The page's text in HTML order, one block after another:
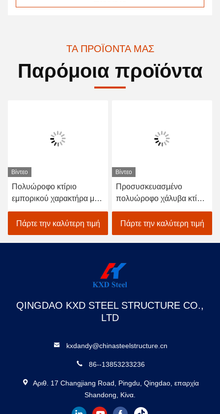
ΤΑ ΠΡΟΪΌΝΤΑ ΜΑΣ
Παρόμοια προϊόντα
Βίντεο
Πολυώροφο κτίριο
εμπορικού χαρακτήρα με
σιδηροτροχείο
Πάρτε την καλύτερη τιμή
Βίντεο
Προσυσκευασμένο
πολυώροφο χάλυβα κτίριο
μεγάλης έκτασης χάλυβα
δομή εργοστάσιο
αποθήκη
Πάρτε την καλύτερη τιμή
QINGDAO KXD STEEL STRUCTURE CO.,
LTD
kxdandy@chinasteelstructure.cn
86--13853233236
Αριθ. 17 Changjiang Road, Pingdu, Qingdao, επαρχία
Shandong, Κίνα.